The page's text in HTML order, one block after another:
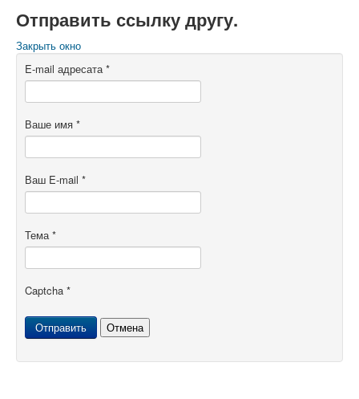
Отправить ссылку другу.
Закрыть окно
E-mail адресата*
Ваше имя *
Ваш E-mail *
Тема*
Captcha *
Отправить Отмена